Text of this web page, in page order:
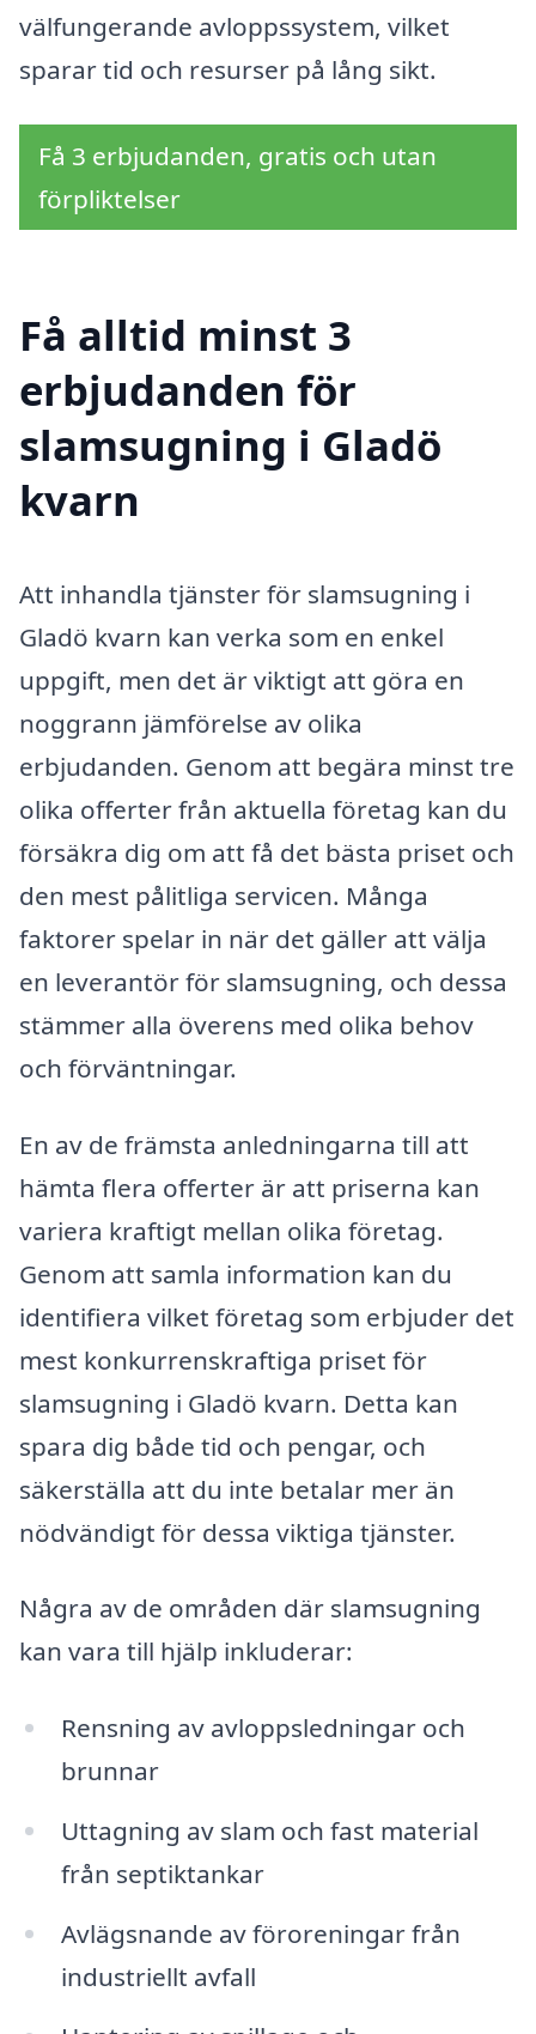
välfungerande avloppssystem, vilket
sparar tid och resurser på lång sikt.
Få 3 erbjudanden, gratis och utan
förpliktelser
Få alltid minst 3
erbjudanden för
slamsugning i Gladö
kvarn
Att inhandla tjänster för slamsugning i
Gladö kvarn kan verka som en enkel
uppgift, men det är viktigt att göra en
noggrann jämförelse av olika
erbjudanden. Genom att begära minst tre
olika offerter från aktuella företag kan du
försäkra dig om att få det bästa priset och
den mest pålitliga servicen. Många
faktorer spelar in när det gäller att välja
en leverantör för slamsugning, och dessa
stämmer alla överens med olika behov
och förväntningar.
En av de främsta anledningarna till att
hämta flera offerter är att priserna kan
variera kraftigt mellan olika företag.
Genom att samla information kan du
identifiera vilket företag som erbjuder det
mest konkurrenskraftiga priset för
slamsugning i Gladö kvarn. Detta kan
spara dig både tid och pengar, och
säkerställa att du inte betalar mer än
nödvändigt för dessa viktiga tjänster.
Några av de områden där slamsugning
kan vara till hjälp inkluderar:
Rensning av avloppsledningar och
brunnar
Uttagning av slam och fast material
från septiktankar
Avlägsnande av föroreningar från
industriellt avfall